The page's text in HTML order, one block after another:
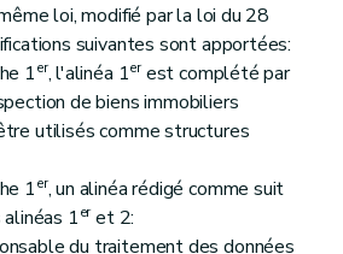
loi, modifié par la loi du 28
suivantes sont apportées:
1er, l'alinéa 1erest complété par
de biens immobiliers
utilisés comme structures
1er, un alinéa rédigé comme suit
1eret 2:
du traitement des données